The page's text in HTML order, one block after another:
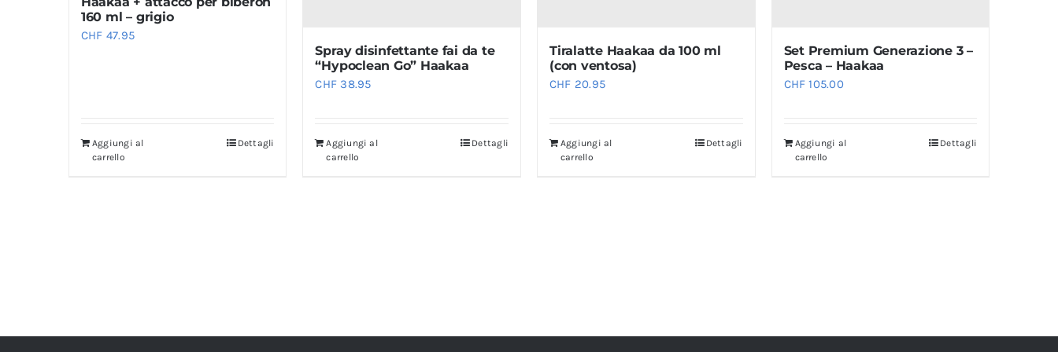
160 ml – grigio
CHF 47.95
Aggiungi al
carrello
Dettagli
Spray disinfettante fai da te
“Hypoclean Go” Haakaa
CHF 38.95
Aggiungi al
carrello
Dettagli
Tiralatte Haakaa da 100 ml
(con ventosa)
CHF 20.95
Aggiungi al
carrello
Dettagli
Set Premium Generazione 3 –
Pesca – Haakaa
CHF 105.00
Aggiungi al
carrello
Dettagli